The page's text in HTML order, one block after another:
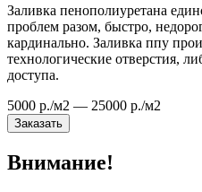
Заливка пенополиуретана
проблем разом, быстро,
кардинально. Заливка ппу
технологические отверстия,
доступа.
5000 р./м2 — 25000 р./м2
Заказать
Внимание!